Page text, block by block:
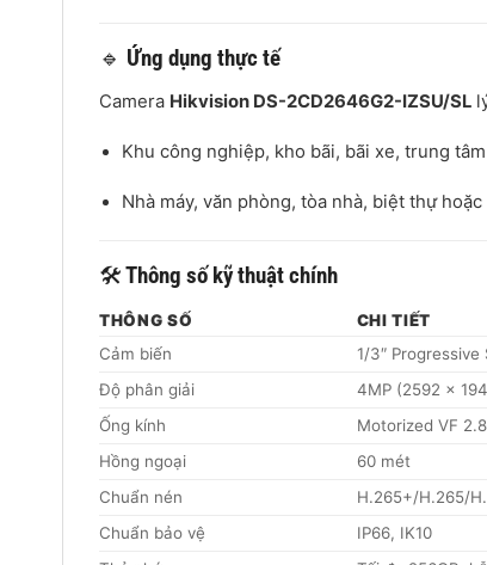
🔹 Ứng dụng thực tế
Camera Hikvision DS-2CD2646G2-IZSU/SL
Khu công nghiệp, kho bãi, bãi xe, trung
Nhà máy, văn phòng, tòa nhà, biệt thự
🛠Thông số kỹ thuật chính
THÔNG SỐ
CHI TIẾT
Cảm biến
1/3″ Progressive
Độ phân giải
4MP (2592 ×
Ống kính
Motorized VF
Hồng ngoại
60 mét
Chuẩn nén
H.265+/H.265/
Chuẩn bảo vệ
IP66, IK10